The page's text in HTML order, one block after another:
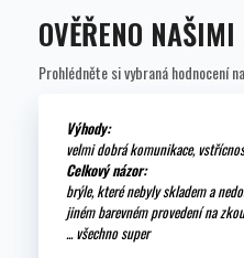
OVĚŘENO
Prohlédněte si vybraná hodnocení
Výhody:
velmi dobrá komunikace,
Celkový názor:
brýle, které nebyly skladem a
jiném barevném provedení na
... všechno super